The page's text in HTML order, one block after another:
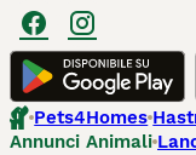
Pets4Homes
Annunci Animali